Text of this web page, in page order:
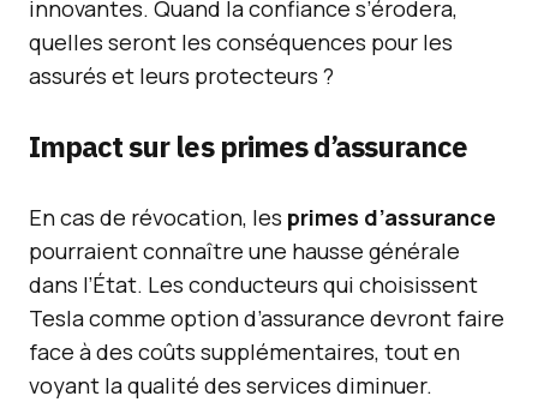
innovantes. Quand la confiance s’érodera,
quelles seront les conséquences pour les
assurés et leurs protecteurs ?
Impact sur les primes d’assurance
En cas de révocation, les primes d’assurance
pourraient connaître une hausse générale
dans l’État. Les conducteurs qui choisissent
Tesla comme option d’assurance devront faire
face à des coûts supplémentaires, tout en
voyant la qualité des services diminuer.